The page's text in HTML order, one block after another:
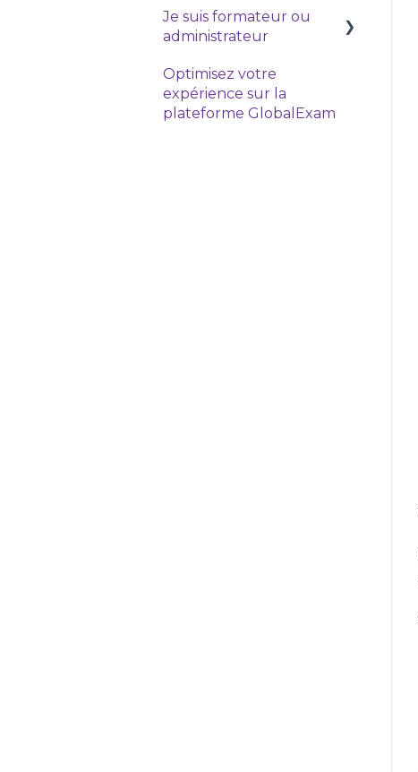
OPCO (ATLAS & AKTO)
Je suis formateur ou
administrateur
Prise en main de
l'espace Administrateur
Optimisez votre
expérience sur la
plateforme GlobalExam